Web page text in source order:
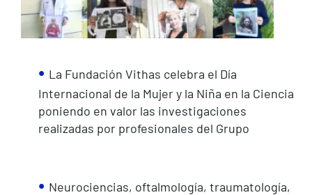
La Fundación Vithas celebra el Día
Internacional de la Mujer y la Niña en la Ciencia
poniendo en valor las investigaciones
realizadas por profesionales del Grupo
Neurociencias, oftalmología, traumatología,